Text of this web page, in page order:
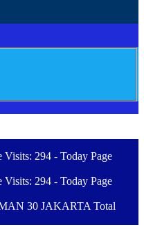
294 - Today Page
294 - Today Page
30 JAKARTA Total